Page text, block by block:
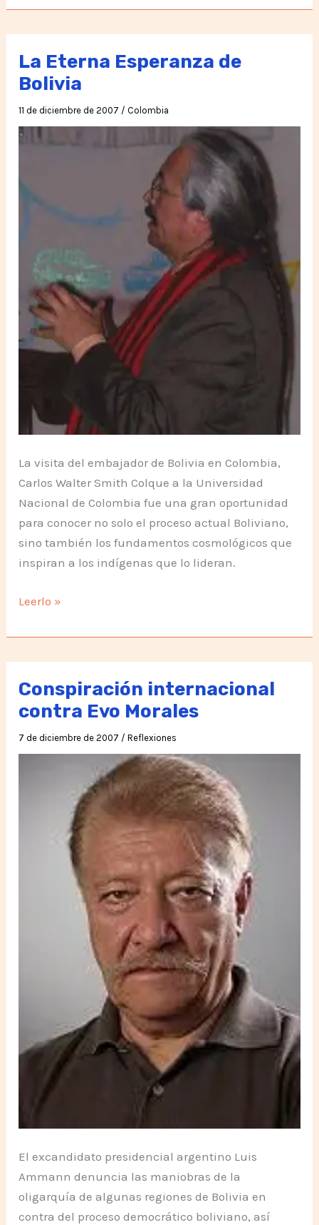
robando
“Argentina”
en
nuestras
narices
La Eterna Esperanza de
Bolivia
11 de diciembre de 2007 / Colombia
La visita del embajador de Bolivia en Colombia,
Carlos Walter Smith Colque a la Universidad
Nacional de Colombia fue una gran oportunidad
para conocer no solo el proceso actual Boliviano,
sino también los fundamentos cosmológicos que
inspiran a los indígenas que lo lideran.
La
Esperanza
de
Bolivia
Leerlo »
Conspiración internacional
contra Evo Morales
7 de diciembre de 2007 /Reflexiones
El excandidato presidencial argentino Luis
Ammann denuncia las maniobras de la
oligarquía de algunas regiones de Bolivia en
contra del proceso democrático boliviano, así